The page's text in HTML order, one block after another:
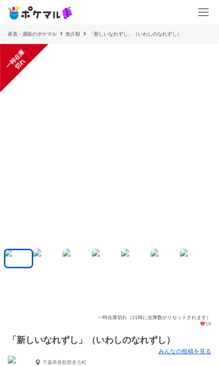
産直・通販のポケマル 魚介類 「新しいなれずし」（いわしのなれずし）
一
時
在
庫
切
れ
一時在庫切れ（21時に在庫数がリセットされます）
18
「新しいなれずし」（いわしのなれずし）
みんなの投稿を見る
千葉県香取郡多古町